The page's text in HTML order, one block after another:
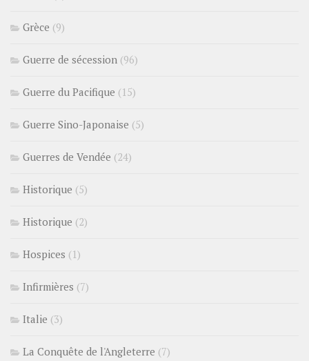
Grèce (9)
Guerre de sécession (96)
Guerre du Pacifique (15)
Guerre Sino-Japonaise (5)
Guerres de Vendée (24)
Historique (5)
Historique (2)
Hospices (1)
Infirmières (7)
Italie (3)
La Conquête de l'Angleterre (7)